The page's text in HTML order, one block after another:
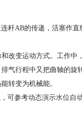
杆AB的传递，活塞作直
改变运动方式。工作中
气行程中又把曲轴的旋
转变为机械能。
可参考动态演示水位自